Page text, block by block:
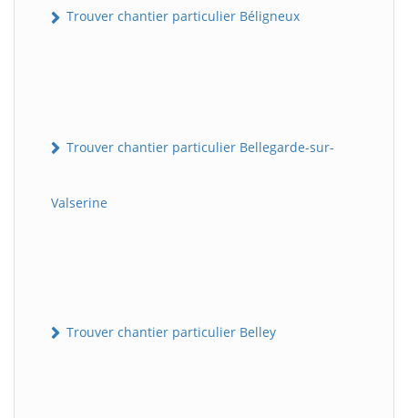
Trouver chantier particulier Béligneux
Trouver chantier particulier Bellegarde-sur-
Valserine
Trouver chantier particulier Belley